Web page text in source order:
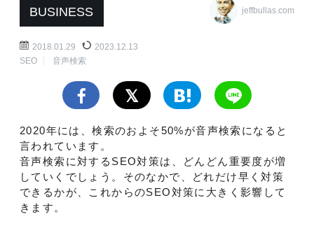
BUSINESS jeffbullas.com
2018.01.29
2023.12.13
SEO
音声検索
2020年には、検索のおよそ50%が音声検索になると
言われています。
音声検索に対するSEO対策は、どんどん重要度が増
していくでしょう。そのなかで、どれだけ早く対策
できるかが、これからのSEO対策に大きく影響して
きます。